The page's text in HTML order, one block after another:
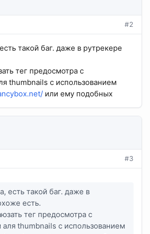
#2
такой баг. даже в рутрекере
тег предосмотра с
thumbnails с использованием
или ему подобных
#3
есть такой баг. даже в
есть.
тег предосмотра с
thumbnails с использованием